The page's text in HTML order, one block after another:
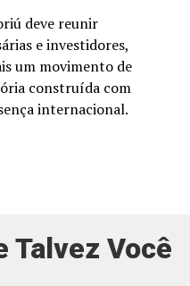
deve reunir
e investidores,
um movimento de
construída com
internacional.
Talvez Você